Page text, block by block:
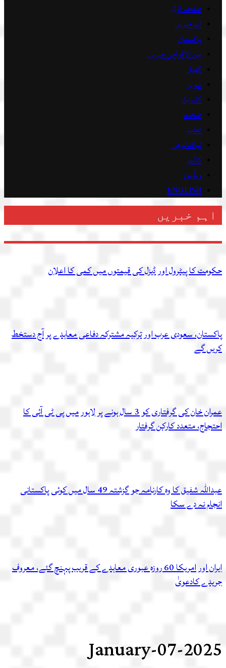
صفحہ اوّل
اہم خبریں
پاکستان
بین الاقوامی خبریں
کھیل
شوبز
کاروبار
صحت
تعلیم
ٹیکنالوجی
کالمز
ویڈیوز
ENGLISH
اہم خبریں
حکومت کا پیٹرول اور ڈیزل کی قیمتوں میں کمی کا اعلان
پاکستان، سعودی عرب اور ترکیہ مشترکہ دفاعی معاہدے پر آج دستخط
کریں گے
عمران خان کی گرفتاری کو 3 سال ہونے پر لاہور میں پی ٹی آئی کا
احتجاج، متعدد کارکن گرفتار
عبداللہ شفیق کا وہ کارنامہ جو گزشتہ 49 سال میں کوئی پاکستانی
انجام نہ دے سکا
ایران اور امریکا 60 روزہ عبوری معاہدے کے قریب پہنچ گئے، معروف
جریدے کادعویٰ
2025-January-07